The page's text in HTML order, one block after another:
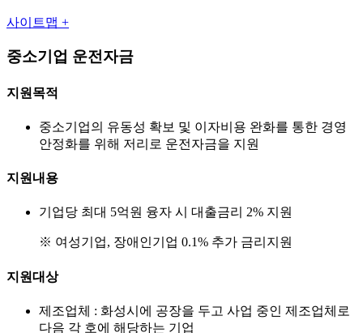
사이트맵 +
중소기업 운전자금
지원목적
중소기업의 유동성 확보 및 이자비용 완화를 통한 경영
안정화를 위해 저리로 운전자금을 지원
지원내용
기업당 최대 5억원 융자 시 대출금리 2% 지원
※ 여성기업, 장애인기업 0.1% 추가 금리지원
지원대상
제조업체 : 화성시에 공장을 두고 사업 중인 제조업체로
다음 각 호에 해당하는 기업